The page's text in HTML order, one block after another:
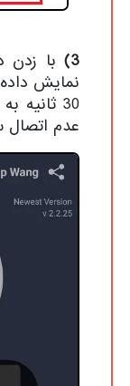
3) با زدن
30
عدم اتصال